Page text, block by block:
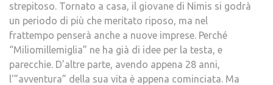
strepitoso. Tornato a casa, il giovane di Nimis si godrà
un periodo di più che meritato riposo, ma nel
frattempo penserà anche a nuove imprese. Perché
“Miliomillemiglia” ne ha già di idee per la testa, e
parecchie. D’altre parte, avendo appena 28 anni,
l'”avventura” della sua vita è appena cominciata. Ma